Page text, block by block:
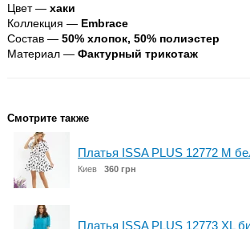
Цвет — хаки
Коллекция — Embrace
Состав — 50% хлопок, 50% полиэстер
Материал — Фактурный трикотаж
Смотрите также
Платья ISSA PLUS 12772 M
Киев 360 грн
Платья ISSA PLUS 12773 XL